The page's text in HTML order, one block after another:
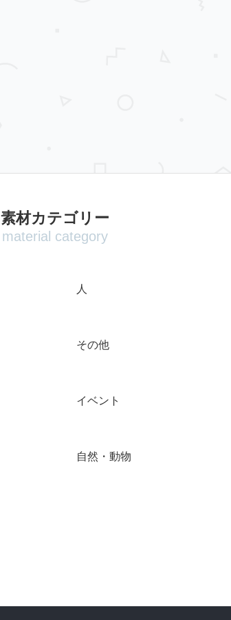
素材カテゴリー
material category
人
その他
イベント
自然・動物